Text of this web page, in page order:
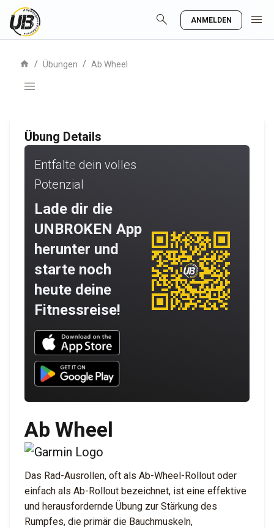
search ANMELDEN menu
home / Übungen / Ab Wheel
menu
Übung Details
Entfalte dein volles
Potenzial
Lade dir die
UNBROKEN App
herunter und
starte noch
heute deine
Fitnessreise!
Download UNBROKEN on the App Store
Download UNBROKEN on Google Play
Ab Wheel
Das Rad-Ausrollen, oft als Ab-Wheel-Rollout oder
einfach als Ab-Rollout bezeichnet, ist eine effektive
und herausfordernde Übung zur Stärkung des
Rumpfes, die primär die Bauchmuskeln,